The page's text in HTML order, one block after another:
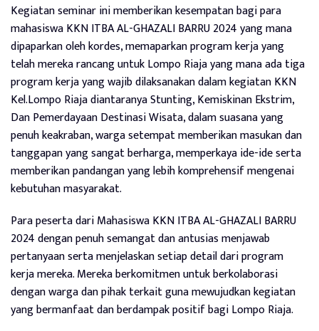
Kegiatan seminar ini memberikan kesempatan bagi para
mahasiswa KKN ITBA AL-GHAZALI BARRU 2024 yang mana
dipaparkan oleh kordes, memaparkan program kerja yang
telah mereka rancang untuk Lompo Riaja yang mana ada tiga
program kerja yang wajib dilaksanakan dalam kegiatan KKN
Kel.Lompo Riaja diantaranya Stunting, Kemiskinan Ekstrim,
Dan Pemerdayaan Destinasi Wisata, dalam suasana yang
penuh keakraban, warga setempat memberikan masukan dan
tanggapan yang sangat berharga, memperkaya ide-ide serta
memberikan pandangan yang lebih komprehensif mengenai
kebutuhan masyarakat.
Para peserta dari Mahasiswa KKN ITBA AL-GHAZALI BARRU
2024 dengan penuh semangat dan antusias menjawab
pertanyaan serta menjelaskan setiap detail dari program
kerja mereka. Mereka berkomitmen untuk berkolaborasi
dengan warga dan pihak terkait guna mewujudkan kegiatan
yang bermanfaat dan berdampak positif bagi Lompo Riaja.